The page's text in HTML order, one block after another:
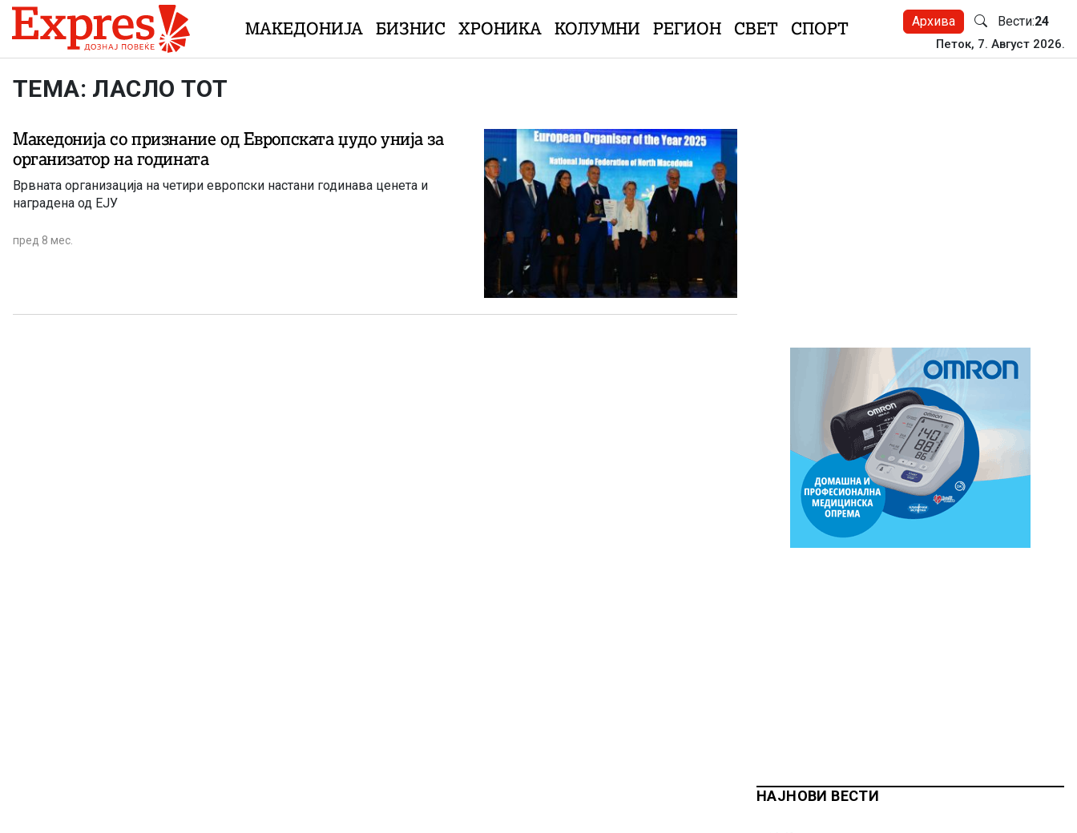
Skip to content
МАКЕДОНИЈА БИЗНИС ХРОНИКА КОЛУМНИ РЕГИОН СВЕТ СПОРТ Архива Вести:24
Петок, 7. Август 2026.
ТЕМА: ЛАСЛО ТОТ
Македонија со признание од Европската џудо унија за
организатор на годината
Врвната организација на четири европски настани годинава ценета и
наградена од ЕЈУ
пред 8 мес.
НАЈНОВИ ВЕСТИ